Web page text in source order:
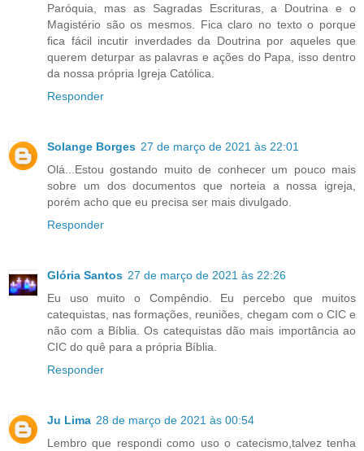
Paróquia, mas as Sagradas Escrituras, a Doutrina e o
Magistério são os mesmos. Fica claro no texto o porque
fica fácil incutir inverdades da Doutrina por aqueles que
querem deturpar as palavras e ações do Papa, isso dentro
da nossa própria Igreja Católica.
Responder
Solange Borges 27 de março de 2021 às 22:01
Olá...Estou gostando muito de conhecer um pouco mais
sobre um dos documentos que norteia a nossa igreja,
porém acho que eu precisa ser mais divulgado.
Responder
Glória Santos 27 de março de 2021 às 22:26
Eu uso muito o Compêndio. Eu percebo que muitos
catequistas, nas formações, reuniões, chegam com o CIC e
não com a Bíblia. Os catequistas dão mais importância ao
CIC do quê para a própria Bíblia.
Responder
Ju Lima 28 de março de 2021 às 00:54
Lembro que respondi como uso o catecismo,talvez tenha